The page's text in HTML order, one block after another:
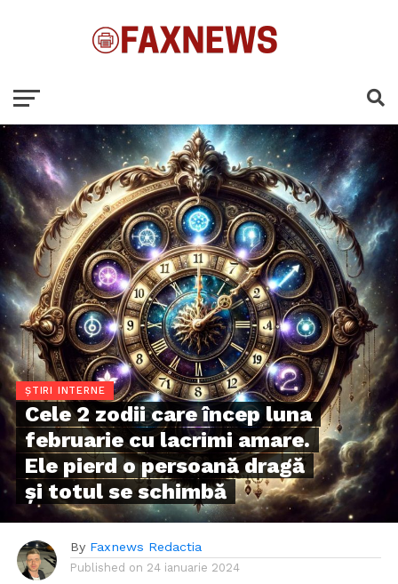
ȘTIRI INTERNE
Cele 2 zodii care încep luna
februarie cu lacrimi amare.
Ele pierd o persoană dragă
și totul se schimbă
By Faxnews Redactia
Published on 24 ianuarie 2024